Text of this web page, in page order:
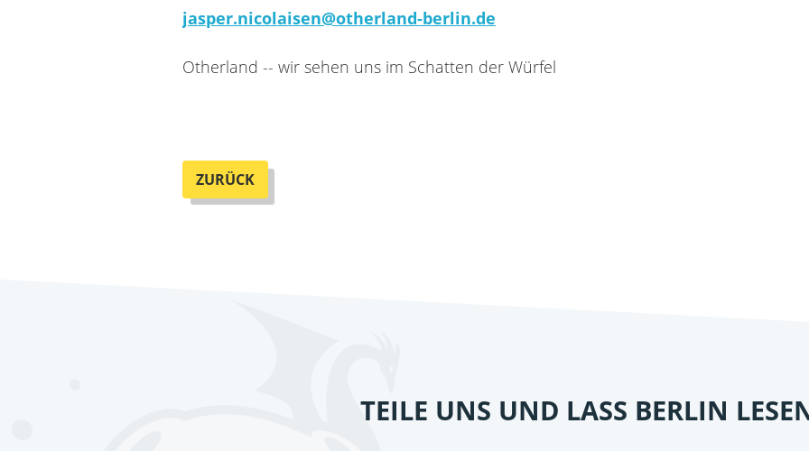
jasper.nicolaisen@otherland-berlin.de
Otherland -- wir sehen uns im Schatten der Würfel
ZURÜCK
TEILE UNS UND LASS BERLIN